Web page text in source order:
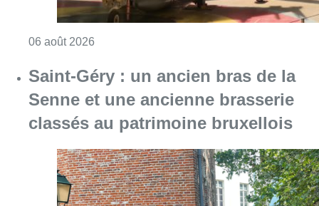
06 août 2026Consulter l'article "Saint-Géry : un ancien